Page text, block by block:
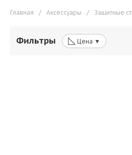
Главная / Аксессуары / Защитные
Фильтры ◺ Цена ▼